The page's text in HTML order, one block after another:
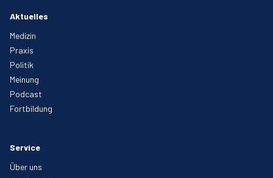
Aktuelles
Medizin
Praxis
Politik
Meinung
Podcast
Fortbildung
Service
Über uns